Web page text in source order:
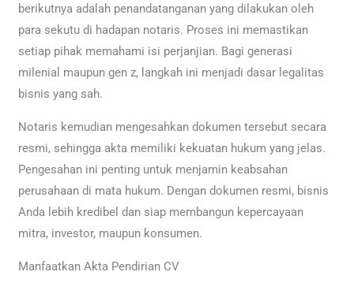
berikutnya adalah penandatanganan yang dilakukan oleh
para sekutu di hadapan notaris. Proses ini memastikan
setiap pihak memahami isi perjanjian. Bagi generasi
milenial maupun gen z, langkah ini menjadi dasar legalitas
bisnis yang sah.
Notaris kemudian mengesahkan dokumen tersebut secara
resmi, sehingga akta memiliki kekuatan hukum yang jelas.
Pengesahan ini penting untuk menjamin keabsahan
perusahaan di mata hukum. Dengan dokumen resmi, bisnis
Anda lebih kredibel dan siap membangun kepercayaan
mitra, investor, maupun konsumen.
Manfaatkan Akta Pendirian CV